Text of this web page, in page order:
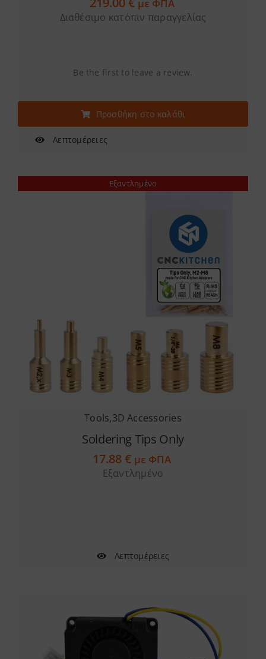
με ΦΠΑ
Διαθέσιμο κατόπιν παραγγελίας
Be the first to leave a review.
Προσθήκη στο καλάθι
Λεπτομέρειες
Εξαντλημένο
Tools,3D Accessories
Soldering Tips Only
17.88€ με ΦΠΑ
Εξαντλημένο
Λεπτομέρειες